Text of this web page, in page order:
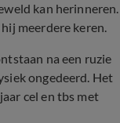
kan herinneren.
meerdere keren.
na een ruzie
ongedeerd. Het
cel en tbs met